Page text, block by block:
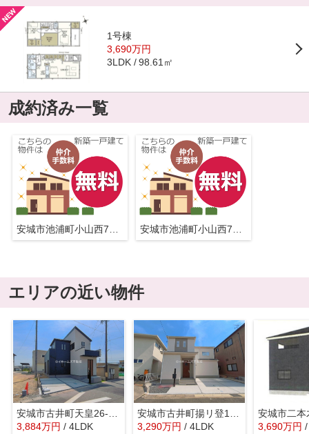
1号棟
3,690万円
3LDK 98.61㎡
成約済み一覧
エリアの近い物件
安城市古井町天皇26-10『仲介料無料』新築戸建て
3,884万円 / 4LDK
安城市古井町揚リ登11-29『仲介料無料』新築戸建て
3,290万円 / 4LDK 3,690万円